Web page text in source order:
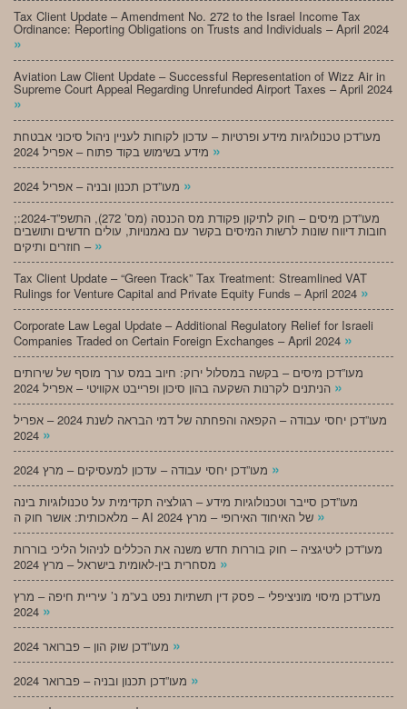
Tax Client Update – Amendment No. 272 to the Israel Income Tax
Ordinance: Reporting Obligations on Trusts and Individuals – April 2024
»
Aviation Law Client Update – Successful Representation of Wizz Air in
Supreme Court Appeal Regarding Unrefunded Airport Taxes – April 2024
»
מעו”דכן טכנולוגיות מידע ופרטיות – עדכון לקוחות לעניין ניהול סיכוני אבטחת
»
»
;מעו”דכן מיסים – חוק לתיקון פקודת מס הכנסה (מס’ 272), התשפ”ד-2024:
חובות דיווח שונות לרשות המיסים בקשר עם נאמנויות, עולים חדשים ותושבים
חוזרים ותיקים – »
Tax Client Update – “Green Track” Tax Treatment: Streamlined VAT
Rulings for Venture Capital and Private Equity Funds – April 2024 »
Corporate Law Legal Update – Additional Regulatory Relief for Israeli
Companies Traded on Certain Foreign Exchanges – April 2024 »
מעו”דכן מיסים – בקשה במסלול ירוק: חיוב במס ערך מוסף של שירותים
»
מעו”דכן יחסי עבודה – הקפאה והפחתה של דמי הבראה לשנת 2024 – אפריל
»
»
מעו”דכן סייבר וטכנולוגיות מידע – רגולציה תקדימית על טכנולוגיות בינה
»
מעו”דכן ליטיגציה – חוק בוררות חדש משנה את הכללים לניהול הליכי בוררות
»
מעו”דכן מיסוי מוניציפלי – פסק דין תשתיות נפט בע”מ נ’ עיריית חיפה – מרץ
»
»
»